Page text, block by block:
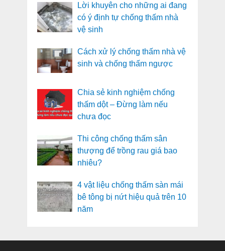
Lời khuyên cho những ai đang
có ý định tự chống thấm nhà
vệ sinh
Cách xử lý chống thấm nhà vệ
sinh và chống thấm ngược
Chia sẻ kinh nghiệm chống
thấm dột – Đừng làm nếu
chưa đọc
Thi công chống thấm sân
thượng để trồng rau giá bao
nhiêu?
4 vật liệu chống thấm sàn mái
bê tông bị nứt hiệu quả trên 10
năm